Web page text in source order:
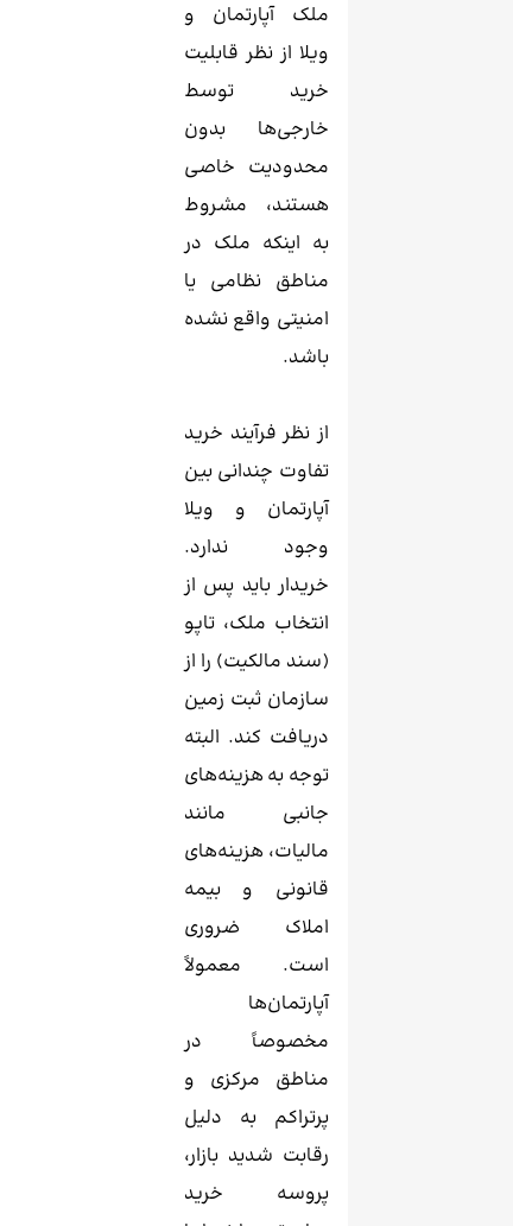
ملک آپارتمان و
ویلا از نظر قابلیت
خرید توسط
خارجی‌ها بدون
محدودیت خاصی
هستند، مشروط
به اینکه ملک در
مناطق نظامی یا
امنیتی واقع نشده
باشد.
از نظر فرآیند خرید
تفاوت چندانی بین
آپارتمان و ویلا
وجود ندارد.
خریدار باید پس از
انتخاب ملک، تاپو
(سند مالکیت) را از
سازمان ثبت زمین
دریافت کند. البته
توجه به هزینه‌های
جانبی مانند
مالیات، هزینه‌های
قانونی و بیمه
املاک ضروری
است. معمولاً
آپارتمان‌ها
مخصوصاً در
مناطق مرکزی و
پرتراکم به دلیل
رقابت شدید بازار،
پروسه خرید